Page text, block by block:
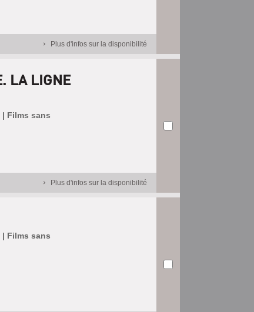
Plus d'infos sur la disponibilité
LA LIGNE
Films sans
Plus d'infos sur la disponibilité
Films sans